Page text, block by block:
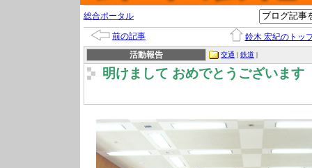
総合ポータル
前の記事
鈴木 宏紀のトッ
活動報告
交通 | 鉄道 |
明けまして おめでとうございます